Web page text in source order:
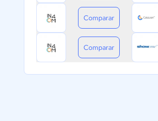
Comparar
Comparar